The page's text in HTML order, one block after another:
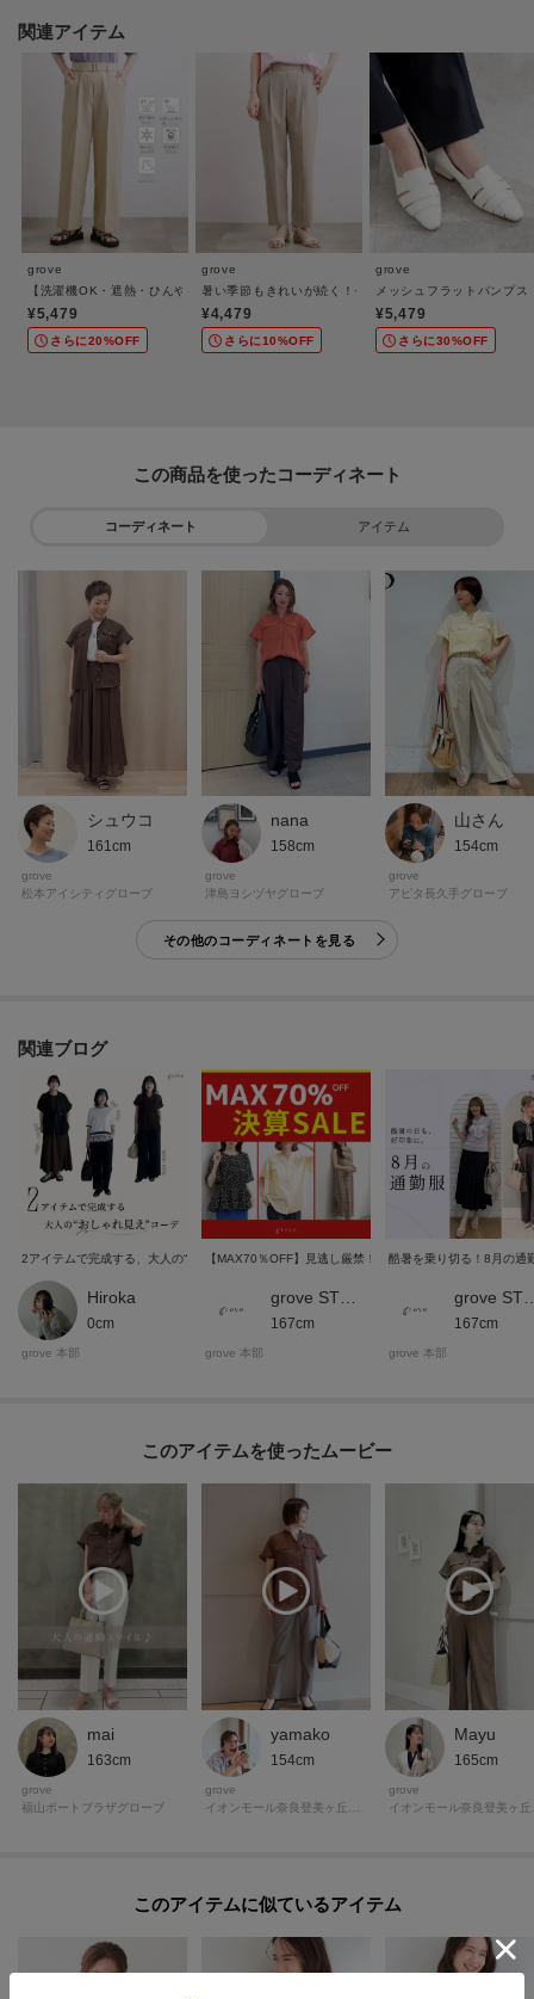
【仕様】
・ポケット数：胸元×2
※照明の関係により、実際よりも色味が違って見える場合があります。ま
た、パソコン・スマートフォンなどの環境により、若干製品と画像のカラー
＊＊＊＊＊＊＊＊＊＊＊＊＊＊＊＊＊＊＊＊＊＊＊＊＊＊＊＊＊
【お買い物をよりお楽しみいただくために♪】
マイページにてお気に入り一覧もチェックできます！！
＊＊＊＊＊＊＊＊＊＊＊＊＊＊＊＊＊＊＊＊＊＊＊＊＊＊＊＊＊
【26SS】
モデル情報：身長166cm B80 W59 H86 着用サイズ：02（M）
関連アイテム
grove
【洗濯機OK・遮熱・ひんやり/SETUP可】シワになりにくい、ベルト付ワイドパンツ
¥5,479
さらに20%OFF
grove
暑い季節もきれいが続く！センタープレスがとれにくい
¥4,479
さらに10%OFF
grove
メッシュフラットパンプス
¥5,479
さらに30%OFF
この商品を使った
コーディネート アイテム
シュウコ
161cm
grove
松本アイシティグローブ
nana
158cm
grove
津島ヨシヅヤグローブ
山さん
154cm
grove
アピタ長久手グローブ
その他のコーディネートを見る
関連ブログ
2アイテムで完成する、大人の“おしゃれ見え”コーデ
Hiroka
0cm
grove 本部
【MAX70％OFF】見逃し厳禁！決算セール
167cm
grove 本部
酷暑を乗り切る！8月の通
167cm
grove 本部
このアイテムを使ったムービー
mai
163cm
grove
福山ポートプラザグローブ
yamako
154cm
grove
Mayu
165cm
grove
このアイテムに似ているアイテム